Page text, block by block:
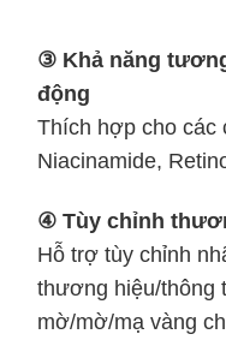
③ Khả năng
động
Thích hợp cho các
Niacinamide,
④ Tùy chỉnh
Hỗ trợ tùy chỉnh
thương hiệu/thông
mờ/mờ/mạ vàng